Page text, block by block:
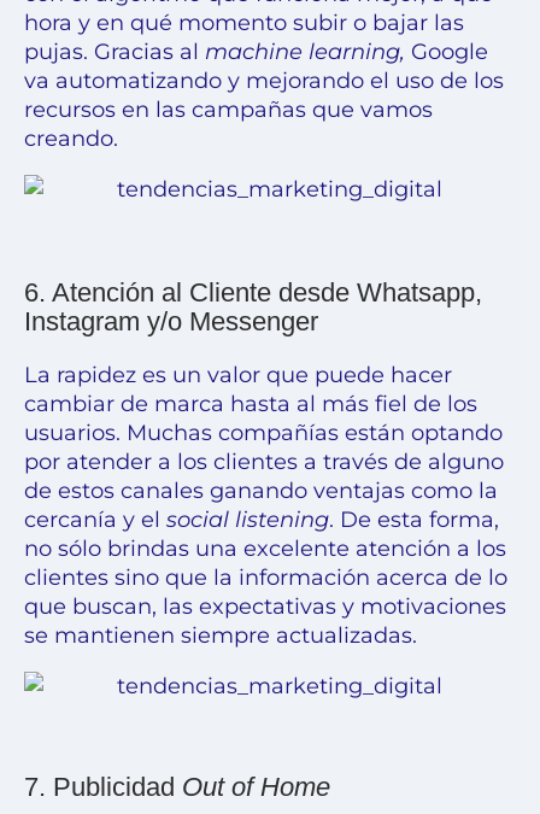
hora y en qué momento subir o bajar las
pujas. Gracias al machine learning, Google
va automatizando y mejorando el uso de los
recursos en las campañas que vamos
creando.
6. Atención al Cliente desde Whatsapp,
Instagram y/o Messenger
La rapidez es un valor que puede hacer
cambiar de marca hasta al más fiel de los
usuarios. Muchas compañías están optando
por atender a los clientes a través de alguno
de estos canales ganando ventajas como la
cercanía y el social listening. De esta forma,
no sólo brindas una excelente atención a los
clientes sino que la información acerca de lo
que buscan, las expectativas y motivaciones
se mantienen siempre actualizadas.
7. Publicidad Out of Home